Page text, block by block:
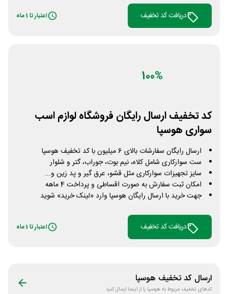
دریافت کد تخفیف اعتبار تا 1 ماه
100%
کد تخفیف ارسال رایگان فروشگاه لوازم اسب
سواری هوسپا
ارسال رایگان سفارشات بالای 6 میلیون با کد تخفیف هوسپا
ست سوارکاری شامل کلاه، نیم بوت، جوراب، گتر و شلوار
سایز تجهیزات سوارکاری مثل قشو، عرق گیر و پد زین و...
امکان ثبت سفارش به صورت اقساطی و پرداخت 4 ماهه
جهت خرید با ارسال رایگان هوسپا وارد «لینک خرید» شوید
دریافت کد تخفیف اعتبار تا 1 ماه
ارسال کد تخفیف هوسپا
کدهای تخفیف مربوط بههوسپا را از اینجا ارسال کنید